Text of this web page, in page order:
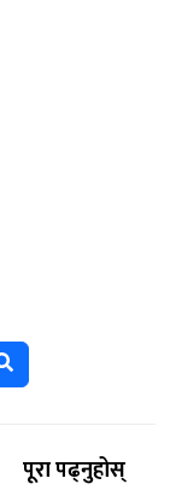
पूरा पढ्नुहोस्